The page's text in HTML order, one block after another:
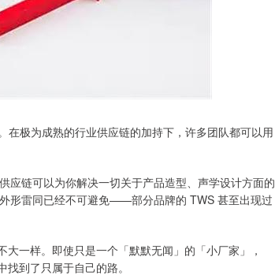
极为成熟的行业供应链的加持下，许多团队都可以用
应链可以为你解决一切关于产品造型、声学设计方面的
形雷同已经不可避免——部分品牌的 TWS 甚至出现过
一样。即使只是一个「默默无闻」的「小厂家」，
到了只属于自己的路。